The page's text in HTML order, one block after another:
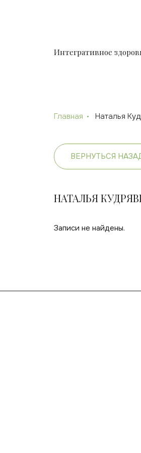
Интегративное
Главная Наталья
ВЕРНУТЬСЯ
НАТАЛЬЯ
Записи не найдены.